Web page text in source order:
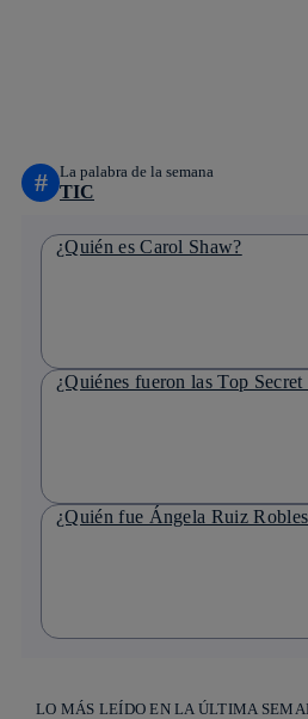
# La palabra de la semana
TIC
¿Quién es Carol Shaw?
¿Quiénes fueron las Top Secret
¿Quién fue Ángela Ruiz
LO MÁS LEÍDO EN LA ÚLTIMA